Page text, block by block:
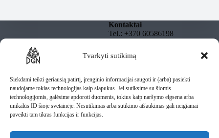
Tvarkyti sutikimą
Siekdami teikti geriausią patirtį, įrenginio informacijai saugoti ir (arba) pasiekti
naudojame tokias technologijas kaip slapukus. Jei sutiksime su šiomis
technologijomis, galėsime apdoroti duomenis, tokius kaip naršymo elgsena arba
unikalūs ID šioje svetainėje. Nesutikimas arba sutikimo atšaukimas gali neigiamai
paveikti tam tikras funkcijas ir funkcijas.
Informacija
Taisyklės
Pristatymas
Kontaktai
Tel.: +370 60586198
DGNBULLY – Tomas
Daugnoras
Individuali veikla pagal
pažymą